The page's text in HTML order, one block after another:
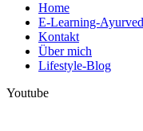
Home
E-Learning-
Kontakt
Über mich
Lifestyle-Blog
Youtube